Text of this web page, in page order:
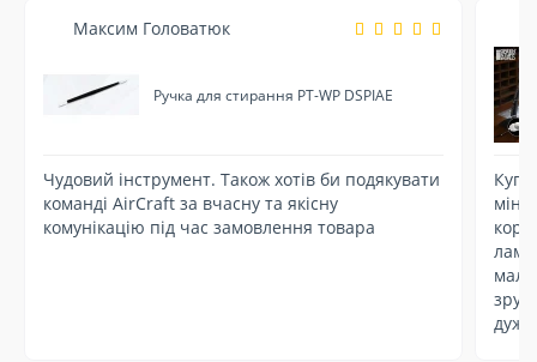
Максим Головатюк
Ручка для стирання PT-WP DSPIAE
Чудовий інструмент. Також хотів би подякувати
команді AirCraft за вчасну та якісну
комунікацію під час замовлення товара